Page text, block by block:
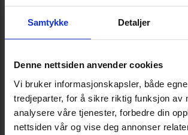
Samtykke Detaljer
Denne nettsiden anvender cookies
Vi bruker informasjonskapsler, både
tredjeparter, for å sikre riktig funksjon av
analysere våre tjenester, forbedre din
nettsiden vår og vise deg annonser